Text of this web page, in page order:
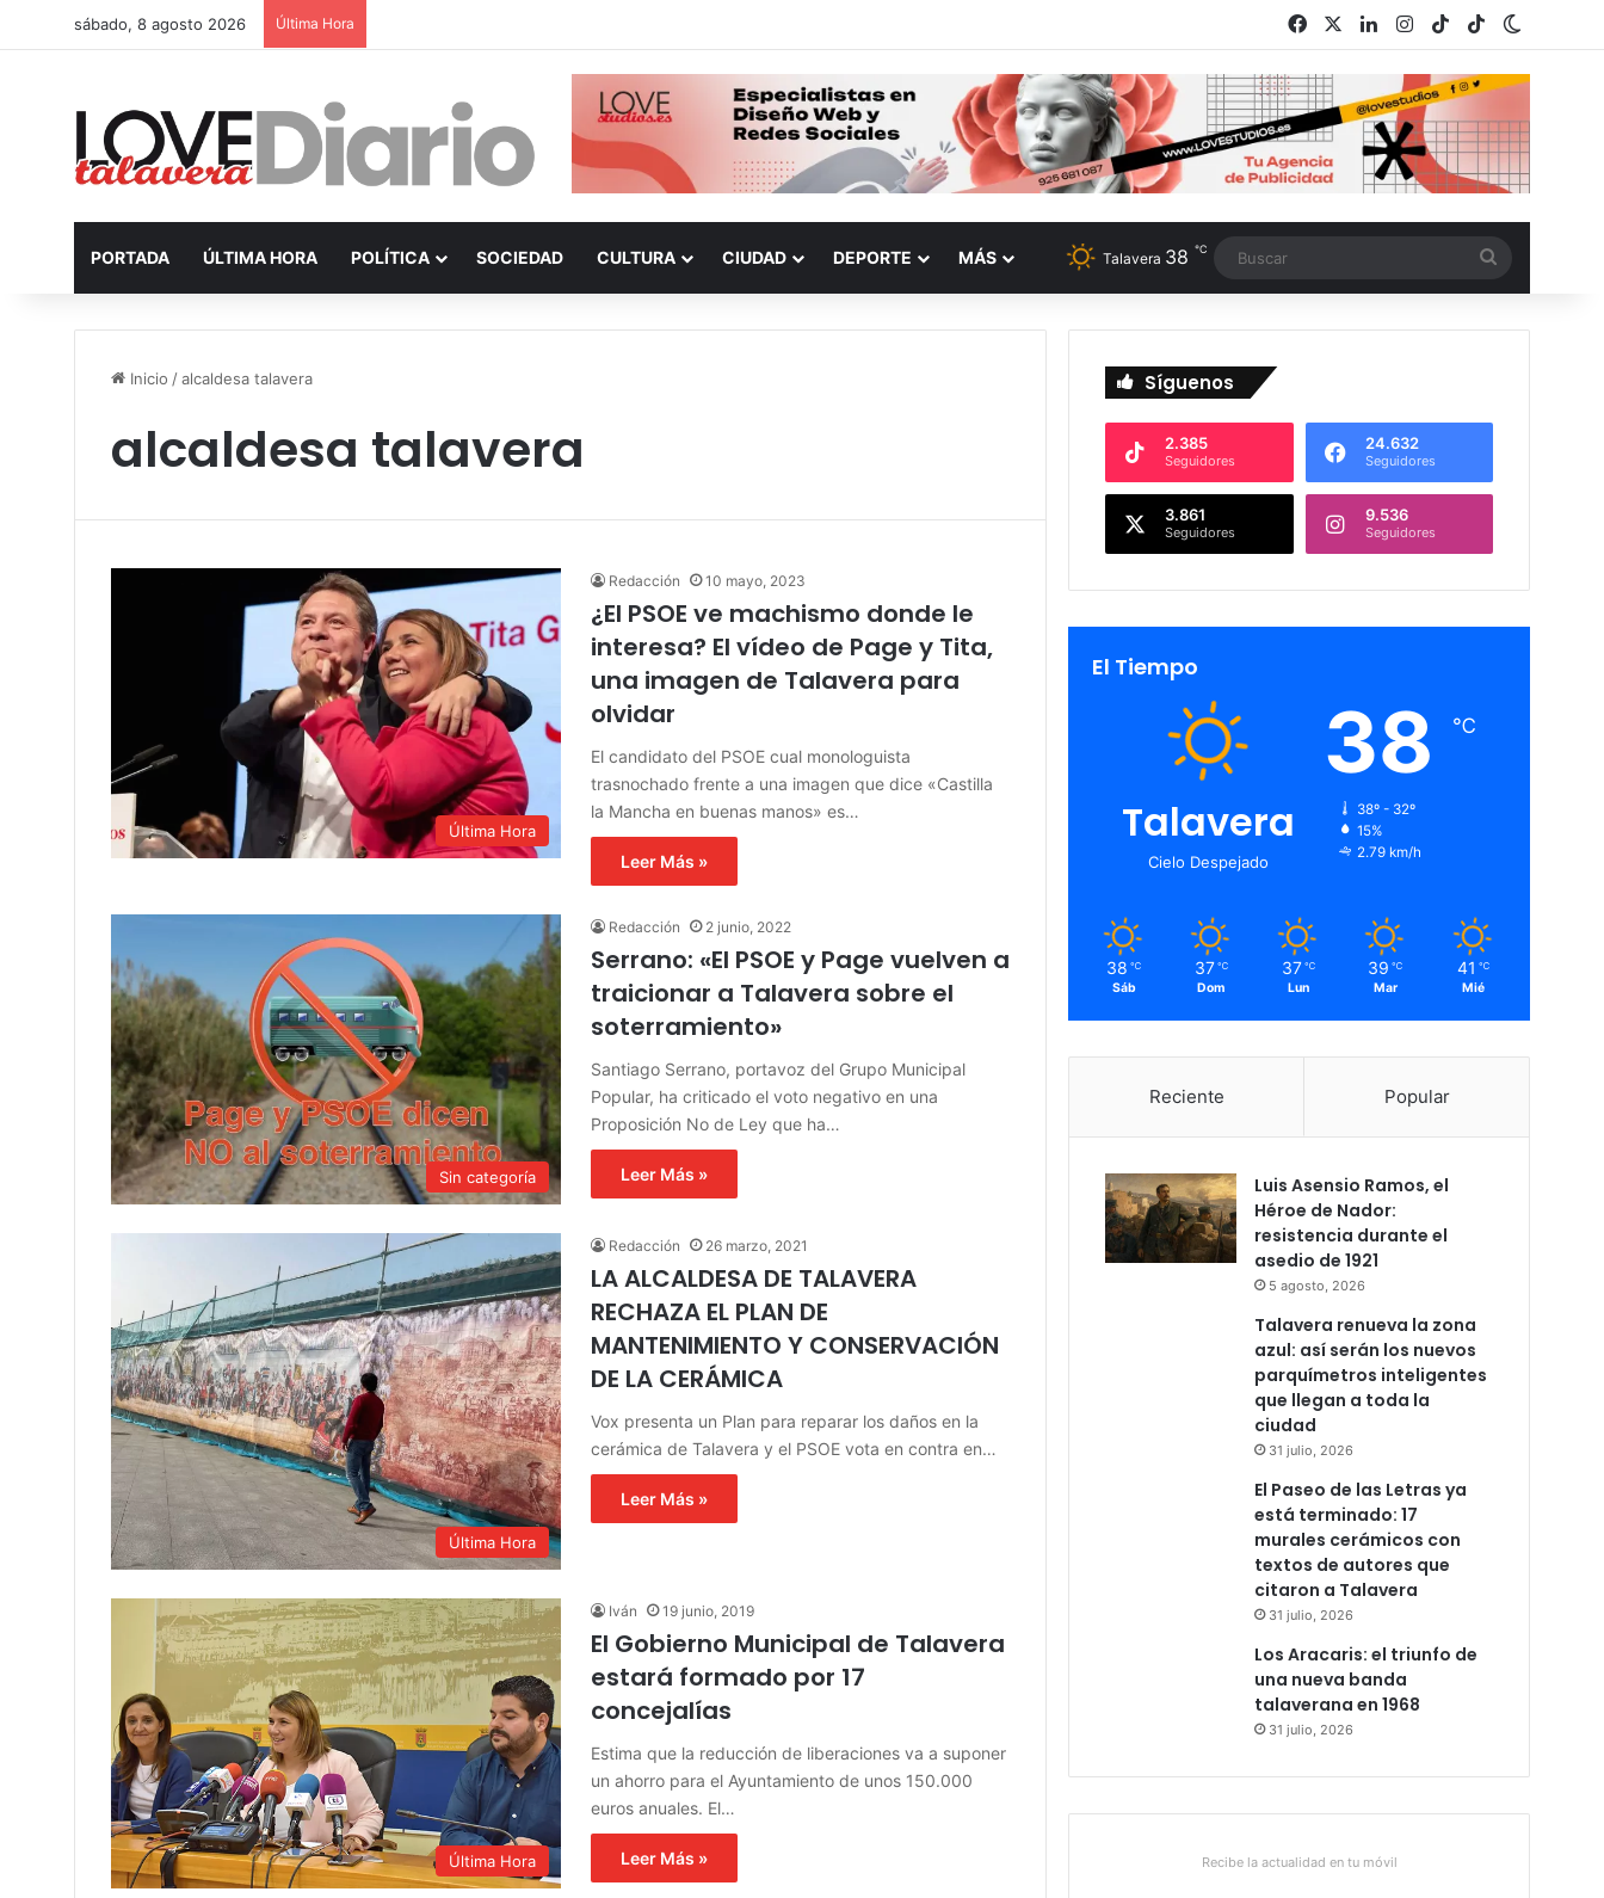
sábado, 8 agosto 2026 Última Hora Facebook LinkedInInstagram
TikTokRSS
PORTADA ÚLTIMA HORA POLÍTICA SOCIEDAD CULTURA CIUDAD DEPORTE MÁS Talavera 38 ℃
Inicio /alcaldesa talavera
alcaldesa talavera
Última Hora
Redacción 10 mayo, 2023
¿El PSOE ve machismo donde le
interesa? El vídeo de Page y Tita,
una imagen de Talavera para
olvidar
El candidato del PSOE cual monologuista
trasnochado frente a una imagen que dice «Castilla
la Mancha en buenas manos» es…
Leer Más »
Sin categoría
Redacción 2 junio, 2022
Serrano: «El PSOE y Page vuelven a
traicionar a Talavera sobre el
soterramiento»
Santiago Serrano, portavoz del Grupo Municipal
Popular, ha criticado el voto negativo en una
Proposición No de Ley que ha…
Leer Más »
Última Hora
Redacción 26 marzo, 2021
LA ALCALDESA DE TALAVERA
RECHAZA EL PLAN DE
MANTENIMIENTO Y CONSERVACIÓN
DE LA CERÁMICA
Vox presenta un Plan para reparar los daños en la
cerámica de Talavera y el PSOE vota en contra en…
Leer Más »
Última Hora
Iván 19 junio, 2019
El Gobierno Municipal de Talavera
estará formado por 17
concejalías
Estima que la reducción de liberaciones va a suponer
un ahorro para el Ayuntamiento de unos 150.000
euros anuales. El…
Leer Más »
Síguenos
2.385
Seguidores
24.632
Seguidores
3.861
Seguidores
9.536
Seguidores
El Tiempo
Talavera
Cielo Despejado
38 ℃
38º - 32º
15%
2.79 km/h
38 ℃
Sáb
37 ℃
Dom
37 ℃
Lun
39 ℃
Mar
41 ℃
Mié
Reciente Popular
Luis Asensio Ramos, el
Héroe de Nador:
resistencia durante el
asedio de 1921
5 agosto, 2026
Talavera renueva la zona
azul: así serán los nuevos
parquímetros inteligentes
que llegan a toda la
ciudad
31 julio, 2026
El Paseo de las Letras ya
está terminado: 17
murales cerámicos con
textos de autores que
citaron a Talavera
31 julio, 2026
Los Aracaris: el triunfo de
una nueva banda
talaverana en 1968
31 julio, 2026
Recibe la actualidad en tu móvil